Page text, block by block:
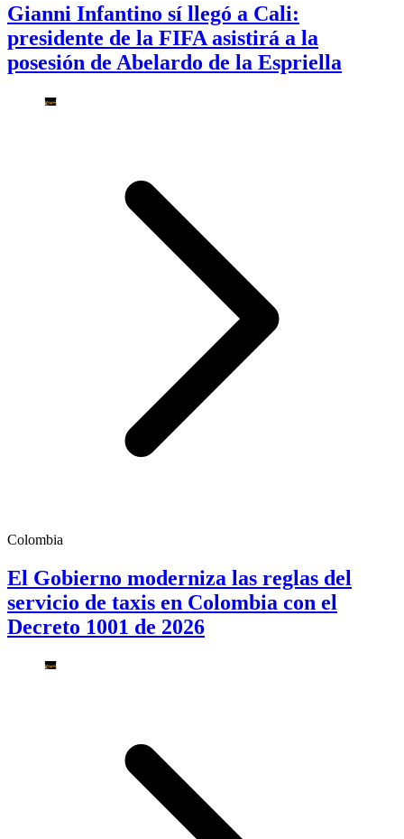
Gianni Infantino sí llegó a Cali:
presidente de la FIFA asistirá a la
posesión de Abelardo de la Espriella
Colombia
El Gobierno moderniza las reglas del
servicio de taxis en Colombia con el
Decreto 1001 de 2026